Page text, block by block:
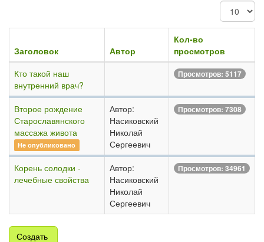
Кол-
во
строк:
Заголовок
Автор
Кол-во
просмотров
Кто такой наш
внутренний врач?
Просмотров: 5117
Второе рождение
Старославянского
массажа живота
Не опубликовано
Автор:
Насиковский
Николай
Сергеевич
Просмотров: 7308
Корень солодки -
лечебные свойства
Автор:
Насиковский
Николай
Сергеевич
Просмотров: 34961
Создать